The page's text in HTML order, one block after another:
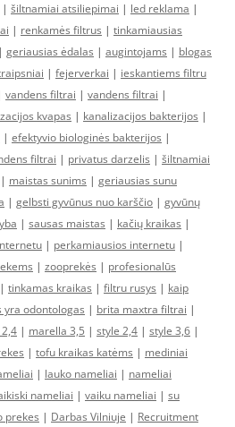
| šiltnamiai atsiliepimai | led reklama |
| renkamės filtrus | tinkamiausias
| geriausias ėdalas | augintojams | blogas
| fejerverkai | ieskantiems filtru
vandens filtrai | vandens filtrai |
kvapas | kanalizacijos bakterijos |
| efektyvio biologinės bakterijos |
filtrai | privatus darzelis | šiltnamiai
| maistas sunims | geriausias sunu
| gelbsti gyvūnus nuo karščio | gyvūnų
| sausas maistas | kačių kraikas |
| perkamiausios internetu |
| zooprekės | profesionalūs
| tinkamas kraikas | filtru rusys | kaip
yra odontologas | brita maxtra filtrai |
| marella 3,5 | style 2,4 | style 3,6 |
| tofu kraikas katėms | mediniai
| lauko nameliai | nameliai
nameliai | vaiku nameliai | su
prekes | Darbas Vilniuje | Recruitment